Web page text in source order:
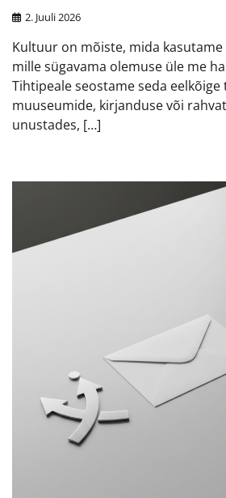
2. Juuli 2026
Kultuur on mõiste, mida kasutame
mille sügavama olemuse üle me
Tihtipeale seostame seda
muuseumide, kirjanduse või
unustades, […]